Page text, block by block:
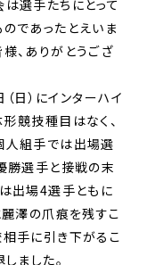
選手たちにとって
であったとえいま
、ありがとうござ
日）にインターハイ
競技種目はなく、
人組手では出場選
勝選手と接戦の末
出場4選手ともに
澤の爪痕を残すこ
手に引き下がるこ
ました。